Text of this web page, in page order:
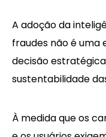
A adoção da
fraudes não é uma
decisão
sustentabilidade
À medida que os